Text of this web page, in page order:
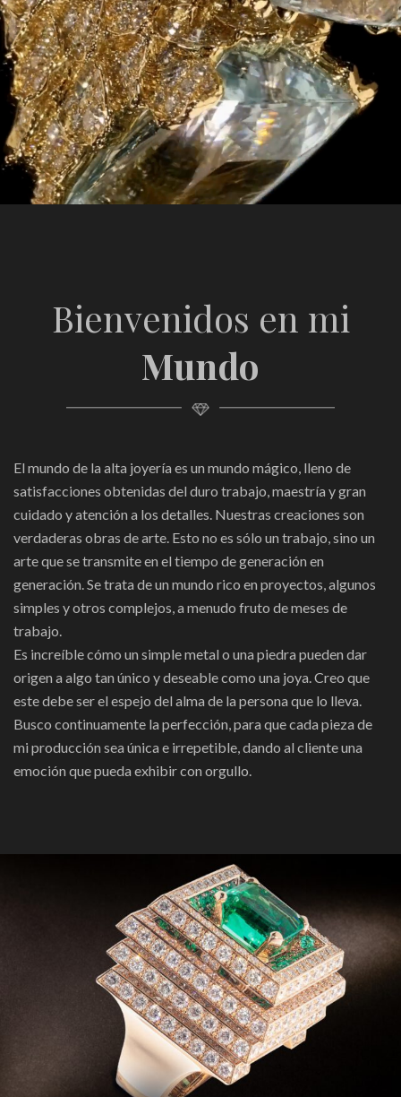
Bienvenidos en mi
Mundo
El mundo de la alta joyería es un mundo mágico, lleno de
satisfacciones obtenidas del duro trabajo, maestría y gran
cuidado y atención a los detalles. Nuestras creaciones son
verdaderas obras de arte. Esto no es sólo un trabajo, sino un
arte que se transmite en el tiempo de generación en
generación. Se trata de un mundo rico en proyectos, algunos
simples y otros complejos, a menudo fruto de meses de
trabajo.
Es increíble cómo un simple metal o una piedra pueden dar
origen a algo tan único y deseable como una joya. Creo que
este debe ser el espejo del alma de la persona que lo lleva.
Busco continuamente la perfección, para que cada pieza de
mi producción sea única e irrepetible, dando al cliente una
emoción que pueda exhibir con orgullo.